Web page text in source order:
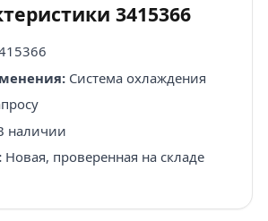
3415366
Система охлаждения
наличии
Новая, проверенная на складе